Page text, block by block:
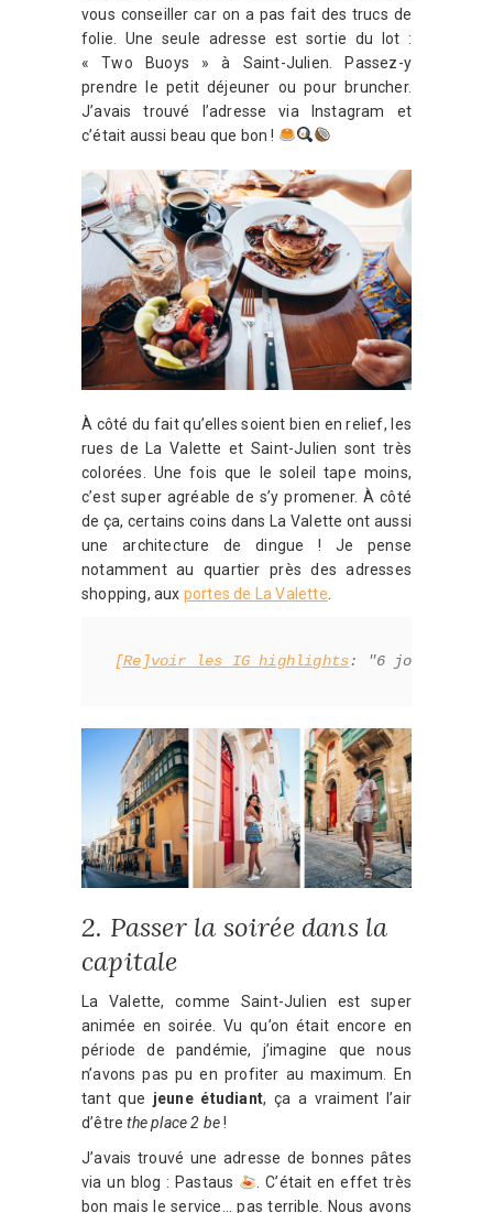
vous conseiller car on a pas fait des trucs de
folie. Une seule adresse est sortie du lot :
« Two Buoys » à Saint-Julien. Passez-y
prendre le petit déjeuner ou pour bruncher.
J’avais trouvé l’adresse via Instagram et
c’était aussi beau que bon !
À côté du fait qu’elles soient bien en relief, les
rues de La Valette et Saint-Julien sont très
colorées. Une fois que le soleil tape moins,
c’est super agréable de s’y promener. À côté
de ça, certains coins dans La Valette ont aussi
une architecture de dingue ! Je pense
notamment au quartier près des adresses
shopping, aux portes de La Valette
[Re]voir les IG highlights: "6 jours à
2. Passer la soirée dans la
capitale
La Valette, comme Saint-Julien est super
animée en soirée. Vu qu’on était encore en
période de pandémie, j’imagine que nous
n’avons pas pu en profiter au maximum. En
tant que jeune étudiant, ça a vraiment l’air
d’êtrethe place 2 be!
J’avais trouvé une adresse de bonnes pâtes
via un blog : Pastaus
. C’était en effet très
bon mais le service… pas terrible. Nous avons